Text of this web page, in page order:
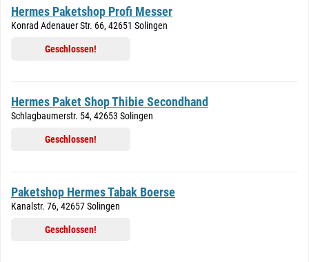
Hermes Paketshop Profi Messer
Konrad Adenauer Str. 66, 42651 Solingen
Geschlossen!
Hermes Paket Shop Thibie Secondhand
Schlagbaumerstr. 54, 42653 Solingen
Geschlossen!
Paketshop Hermes Tabak Boerse
Kanalstr. 76, 42657 Solingen
Geschlossen!